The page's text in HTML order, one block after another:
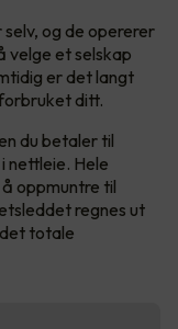
og de opererer
velge et selskap
er det langt
ditt.
du betaler til
nettleie. Hele
oppmuntre til
regnes ut
totale